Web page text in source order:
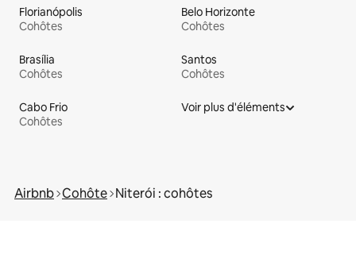
Florianópolis
Cohôtes
Belo Horizonte
Cohôtes
Brasília
Cohôtes
Santos
Cohôtes
Cabo Frio
Cohôtes
Voir plus d'éléments
Airbnb Cohôte Niterói : cohôtes